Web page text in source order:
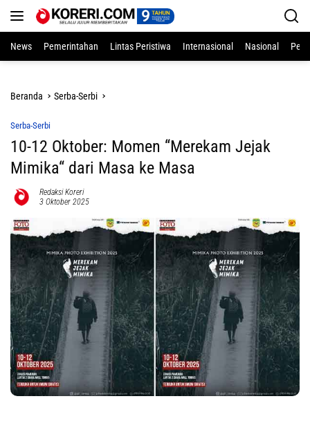
News
Pemerintahan Lintas Peristiwa Internasional Nasional
Beranda Serba-Serbi
Serba-Serbi
10-12 Oktober: Momen “Merekam Jejak
Mimika“ dari Masa ke Masa
Redaksi Koreri
3 Oktober 2025